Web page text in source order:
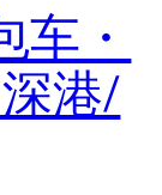
车・
港/